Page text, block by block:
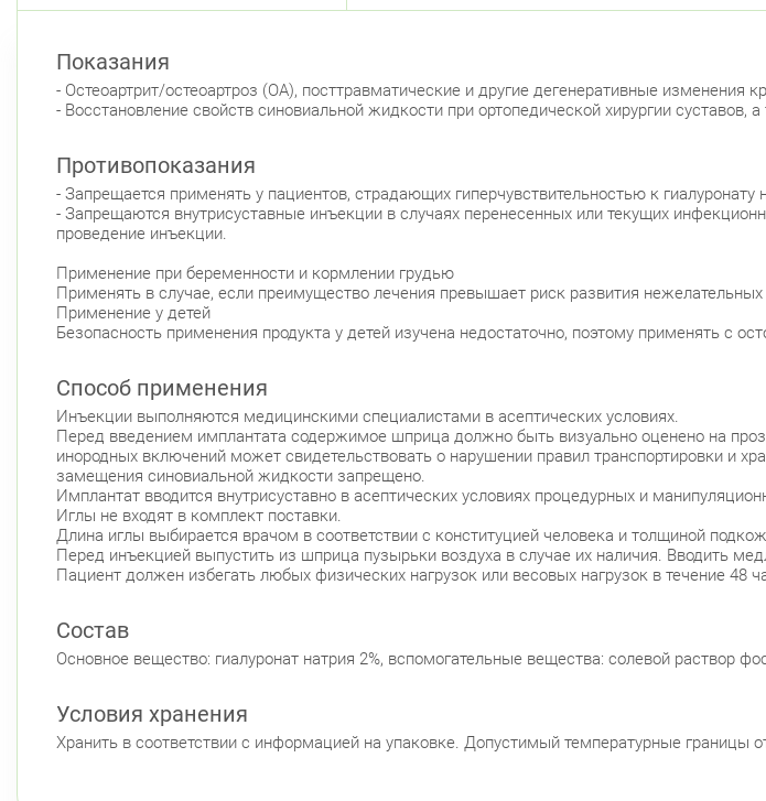
Показания
- Остеоартрит/остеоартроз (ОА), посттравматические и другие дегенеративные изменения
- Восстановление свойств синовиальной жидкости при ортопедической хирургии
Противопоказания
- Запрещается применять у пациентов, страдающих гиперчувствительностью к гиалуронату
- Запрещаются внутрисуставные инъекции в случаях перенесенных или текущих
проведение инъекции.
Применение при беременности и кормлении грудью
Применять в случае, если преимущество лечения превышает риск развития
Применение у детей
Безопасность применения продукта у детей изучена недостаточно, поэтому применять с
Способ применения
Инъекции выполняются медицинскими специалистами в асептических условиях.
Перед введением имплантата содержимое шприца должно быть визуально оценено на
инородных включений может свидетельствовать о нарушении правил транспортировки и
замещения синовиальной жидкости запрещено.
Имплантат вводится внутрисуставно в асептических условиях процедурных и
Иглы не входят в комплект поставки.
Длина иглы выбирается врачом в соответствии с конституцией человека и толщиной
Перед инъекцией выпустить из шприца пузырьки воздуха в случае их наличия. Вводить
Пациент должен избегать любых физических нагрузок или весовых нагрузок в течение 48
Состав
Основное вещество: гиалуронат натрия 2%, вспомогательные вещества: солевой раствор
Условия хранения
Хранить в соответствии с информацией на упаковке. Допустимый температурные границы